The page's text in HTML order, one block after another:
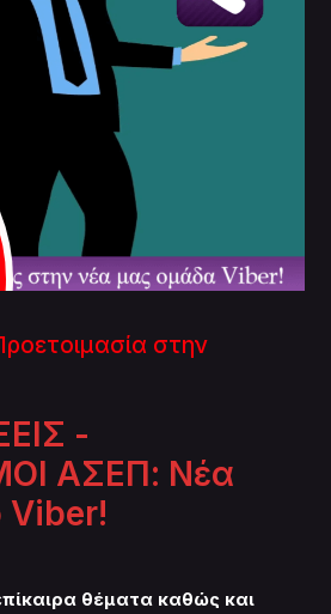
στην
-
ΑΣΕΠ: Νέα
θέματα καθώς και